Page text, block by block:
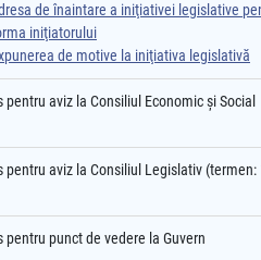
de înaintare a iniţiativei legislative
iniţiatorului
de motive la iniţiativa legislativă
pentru aviz la Consiliul Economic şi Social
pentru aviz la Consiliul Legislativ
pentru punct de vedere la Guvern